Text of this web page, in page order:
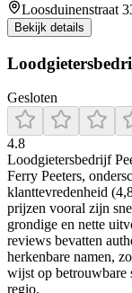
Loosduinenstraat
Bekijk details
Gesloten
4.8
Loodgietersbedrijf
Ferry Peeters,
klanttevredenheid
prijzen vooral zijn
grondige en nette
reviews bevatten
herkenbare namen,
wijst op betrouwbare
regio.